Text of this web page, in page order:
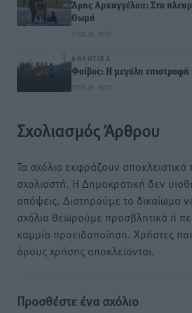
Άρης Αρχαγγέλου: Στο
Θωμά
07.08.26 · 16:57
ΑΘΛΗΤΙΚΆ
Φοίβος: Η μεγάλη επιστροφή
07.08.26 · 16:53
Σχολιασμός Άρθρου
Τα σχόλια εκφράζουν αποκλειστικά
σχολιαστή. Η Δημοκρατική δεν
απόψεις. Διατηρούμε το δικαίωμα
σχόλια θεωρούμε προσβλητικά ή
καμμία προειδοποίηση. Χρήστες
όρους χρήσης αποκλείονται.
Προσθέστε ένα σχόλιο